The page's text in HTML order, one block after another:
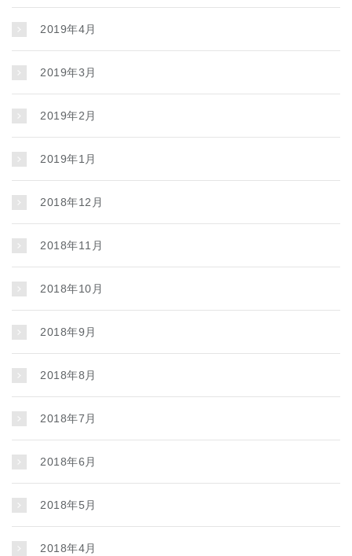
2019年4月
2019年3月
2019年2月
2019年1月
2018年12月
2018年11月
2018年10月
2018年9月
2018年8月
2018年7月
2018年6月
2018年5月
2018年4月